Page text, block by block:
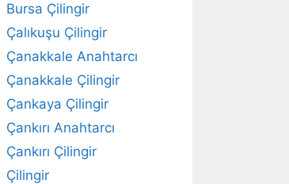
Bursa Çilingir
Çalıkuşu Çilingir
Çanakkale Anahtarcı
Çanakkale Çilingir
Çankaya Çilingir
Çankırı Anahtarcı
Çankırı Çilingir
Çilingir